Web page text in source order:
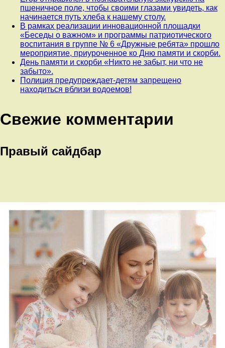
пшеничное поле, чтобы своими глазами увидеть, как
начинается путь хлеба к нашему столу.
В рамках реализации инновационной площадки
«Беседы о важном» и программы патриотического
воспитания в группе № 6 «Дружные ребята» прошло
мероприятие, приуроченное ко Дню памяти и скорби.
День памяти и скорби «Никто не забыт, ни что не
забыто».
Полиция предупреждает-детям запрещено
находиться вблизи водоемов!
Свежие комментарии
Правый сайдбар